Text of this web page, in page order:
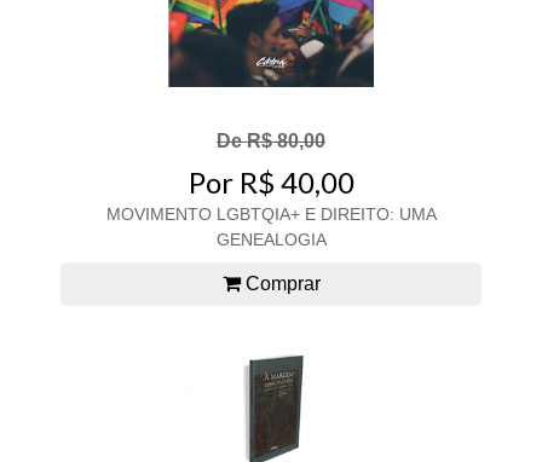
De R$ 80,00
Por R$ 40,00
MOVIMENTO LGBTQIA+ E DIREITO: UMA
GENEALOGIA
Comprar